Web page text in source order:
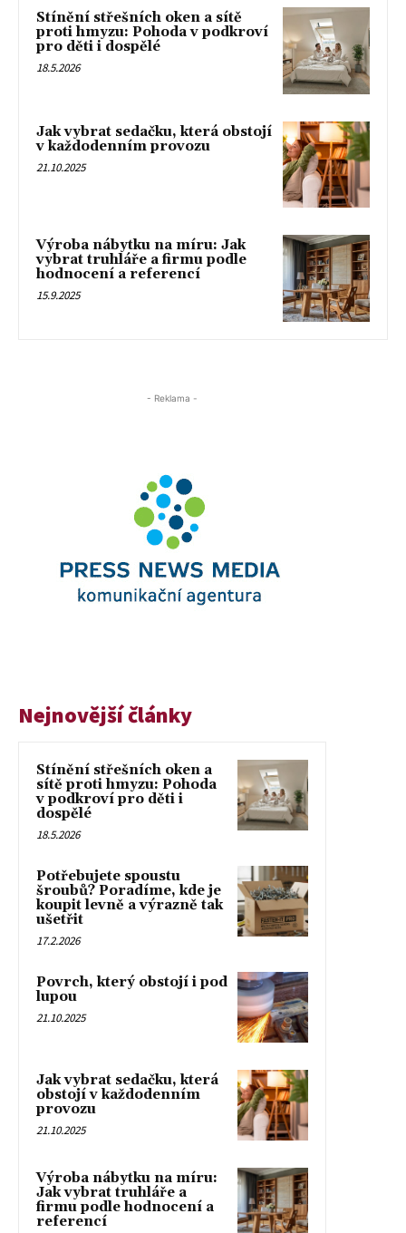
Stínění střešních oken a sítě
proti hmyzu: Pohoda v podkroví
pro děti i dospělé
18.5.2026
Jak vybrat sedačku, která obstojí
v každodenním provozu
21.10.2025
Výroba nábytku na míru: Jak
vybrat truhláře a firmu podle
hodnocení a referencí
15.9.2025
- Reklama -
Nejnovější články
Stínění střešních oken a
sítě proti hmyzu: Pohoda
v podkroví pro děti i
dospělé
18.5.2026
Potřebujete spoustu
šroubů? Poradíme, kde je
koupit levně a výrazně tak
ušetřit
17.2.2026
Povrch, který obstojí i pod
lupou
21.10.2025
Jak vybrat sedačku, která
obstojí v každodenním
provozu
21.10.2025
Výroba nábytku na míru:
Jak vybrat truhláře a
firmu podle hodnocení a
referencí